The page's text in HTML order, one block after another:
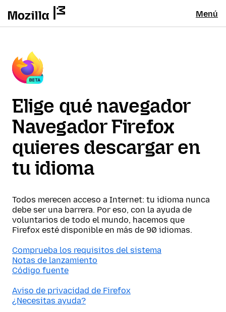
Menú
Elige qué navegador
Navegador Firefox
quieres descargar en
tu idioma
Todos merecen acceso a Internet: tu idioma nunca
debe ser una barrera. Por eso, con la ayuda de
voluntarios de todo el mundo, hacemos que
Firefox esté disponible en más de 90 idiomas.
Comprueba los requisitos del sistema
Notas de lanzamiento
Código fuente
Aviso de privacidad de Firefox
¿Necesitas ayuda?